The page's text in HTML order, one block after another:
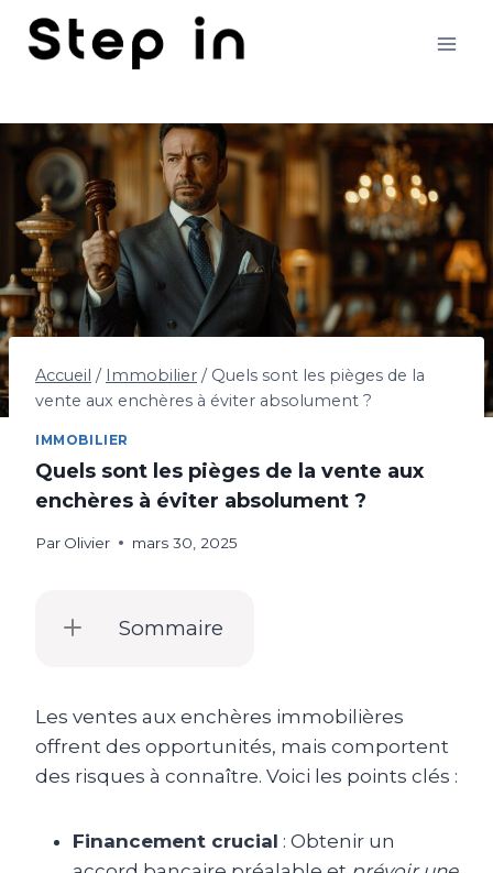
Aller
Accueil / Immobilier / Quels sont les pièges de la
vente aux enchères à éviter absolument ?
IMMOBILIER
Quels sont les pièges de la vente aux
enchères à éviter absolument ?
Par Olivier mars 30, 2025
Sommaire
Les ventes aux enchères immobilières
offrent des opportunités, mais comportent
des risques à connaître. Voici les points clés :
Financement crucial : Obtenir un